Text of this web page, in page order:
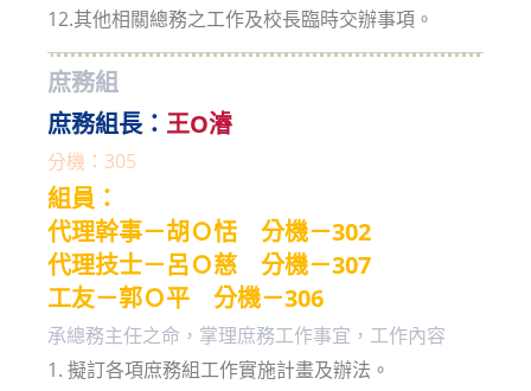
12.其他相關總務之工作及校長臨時交辦事項。
庶務組
庶務組長： 王O濬
分機：305
組員：
代理幹事－胡Ｏ恬 分機－302
代理技士－呂Ｏ慈 分機－307
工友－郭Ｏ平 分機－306
承總務主任之命，掌理庶務工作事宜，工作內容
1. 擬訂各項庶務組工作實施計畫及辦法。